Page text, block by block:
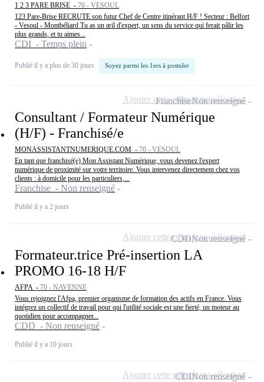
1 2 3 PARE BRISE - 70 - VESOUL
123 Pare-Brise RECRUTE son futur Chef de Centre itinérant H/F ! Secteur : Belfort
- Vesoul - Montbéliard Tu as un œil d'expert, un sens du service qui ferait pâlir les
plus grands, et tu aimes...
CDI - Temps plein
Publié il y a plus de 30 jours Soyez parmi les 1ers à postuler
Consultant / Formateur Numérique
(H/F) - Franchisé/e
MONASSISTANTNUMERIQUE.COM - 70 - VESOUL
En tant que franchisé(e) Mon Assistant Numérique, vous devenez l'expert
numérique de proximité sur votre territoire. Vous intervenez directement chez vos
clients : à domicile pour les particuliers,...
Franchise - Non renseigné
Publié il y a 2 jours
FranchiseNon renseigné
Ajouter cette offre à ma sélection
Formateur.trice Pré-insertion LA
PROMO 16-18 H/F
AFPA - 70 - NAVENNE
Vous rejoignez l'Afpa, premier organisme de formation des actifs en France. Vous
intégrez un collectif de travail pour qui l'utilité sociale est une fierté, un moteur au
quotidien pour accompagner...
CDD - Non renseigné
Publié il y a 10 jours
CDDNon renseigné
Ajouter cette offre à ma sélection
CDINon renseigné
Ajouter cette offre à ma sélection